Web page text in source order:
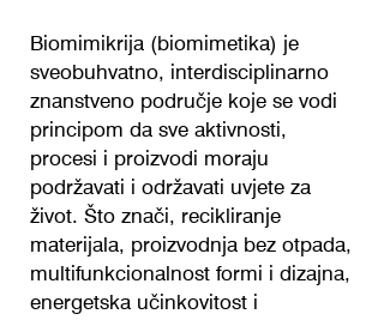
Biomimikrija (biomimetika) je
sveobuhvatno, interdisciplinarno
znanstveno područje koje se vodi
principom da sve aktivnosti,
procesi i proizvodi moraju
podržavati i održavati uvjete za
život. Što znači, recikliranje
materijala, proizvodnja bez otpada,
multifunkcionalnost formi i dizajna,
energetska učinkovitost i